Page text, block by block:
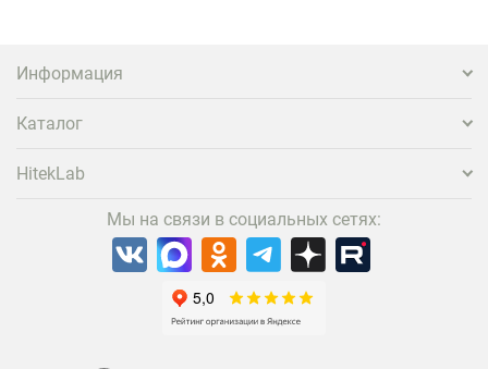
Информация
Каталог
HitekLab
Мы на связи в социальных сетях: